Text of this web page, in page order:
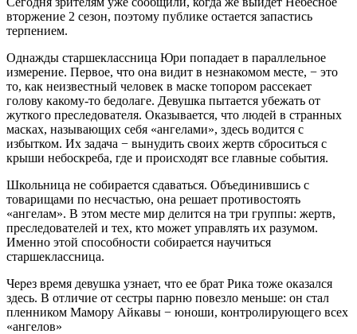
вторжение 2 сезон, поэтому публике остается запастись
терпением.
Однажды старшеклассница Юри попадает в параллельное
измерение. Первое, что она видит в незнакомом месте, − это
то, как неизвестный человек в маске топором рассекает
голову какому-то бедолаге. Девушка пытается убежать от
жуткого преследователя. Оказывается, что людей в странных
масках, называющих себя «ангелами», здесь водится с
избытком. Их задача − вынудить своих жертв сброситься с
крыши небоскреба, где и происходят все главные события.
Школьница не собирается сдаваться. Объединившись с
товарищами по несчастью, она решает противостоять
«ангелам». В этом месте мир делится на три группы: жертв,
преследователей и тех, кто может управлять их разумом.
Именно этой способности собирается научиться
старшеклассница.
Через время девушка узнает, что ее брат Рика тоже оказался
здесь. В отличие от сестры парню повезло меньше: он стал
пленником Мамору Айкавы − юноши, контролирующего всех
«ангелов»